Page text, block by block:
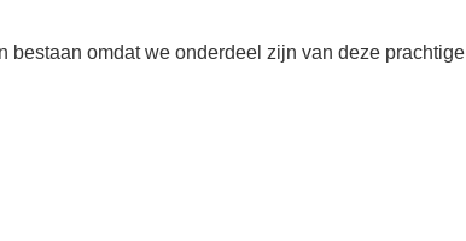
omdat we onderdeel zijn van deze prachtige